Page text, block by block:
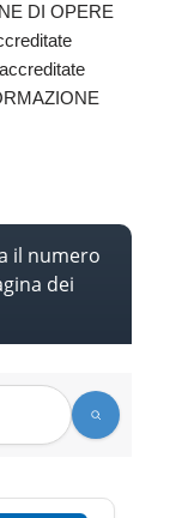
DI OPERE
il numero
dei